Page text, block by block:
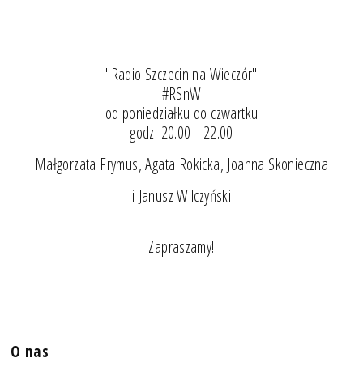
"Radio Szczecin na Wieczór"
#RSnW
od poniedziałku do czwartku
godz. 20.00 - 22.00
Małgorzata Frymus, Agata Rokicka, Joanna Skonieczna
i Janusz Wilczyński
Zapraszamy!
O nas